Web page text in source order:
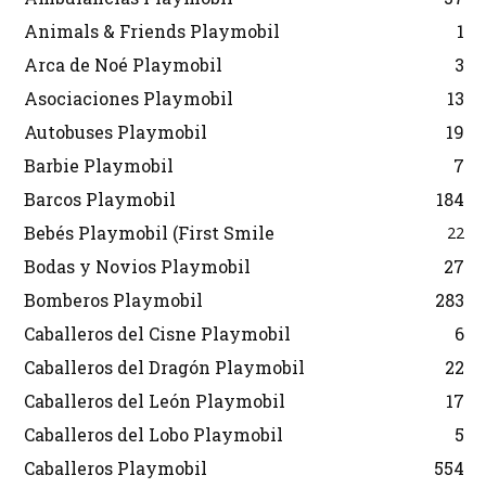
Animals & Friends Playmobil
1
Arca de Noé Playmobil
3
Asociaciones Playmobil
13
Autobuses Playmobil
19
Barbie Playmobil
7
Barcos Playmobil
184
Bebés Playmobil (First Smile
22
Bodas y Novios Playmobil
27
Bomberos Playmobil
283
Caballeros del Cisne Playmobil
6
Caballeros del Dragón Playmobil
22
Caballeros del León Playmobil
17
Caballeros del Lobo Playmobil
5
Caballeros Playmobil
554